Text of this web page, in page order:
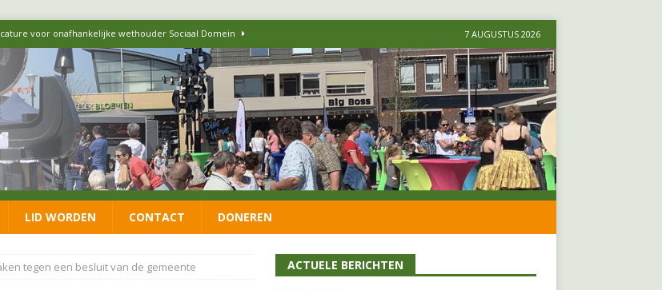
voor onafhankelijke wethouder Sociaal Domein
én Lansingerlanders FRACTIE
coalitieakkoord: ‘Groeien met behoud van karakter’
belangen eigen inwoners moeten goed geborgd blijven
van lokale partijen uit heel Nederland: schaf het
7 AUGUSTUS 2026
LID WORDEN CONTACT DONEREN
tegen een besluit van de gemeente ACTUELE BERICHTEN